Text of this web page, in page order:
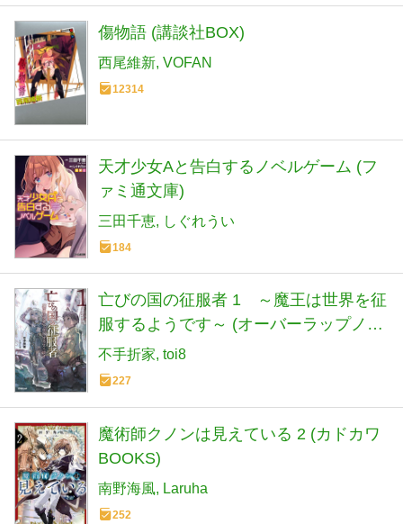
傷物語 (講談社BOX)
西尾維新 VOFAN
12314
天才少女Aと告白するノベルゲーム (フ
ァミ通文庫)
三田千恵 しぐれうい
184
亡びの国の征服者 1 ～魔王は世界を征
服するようです～ (オーバーラップノベ
ルス)
不手折家 toi8
227
魔術師クノンは見えている 2 (カドカワ
BOOKS)
南野海風 Laruha
252